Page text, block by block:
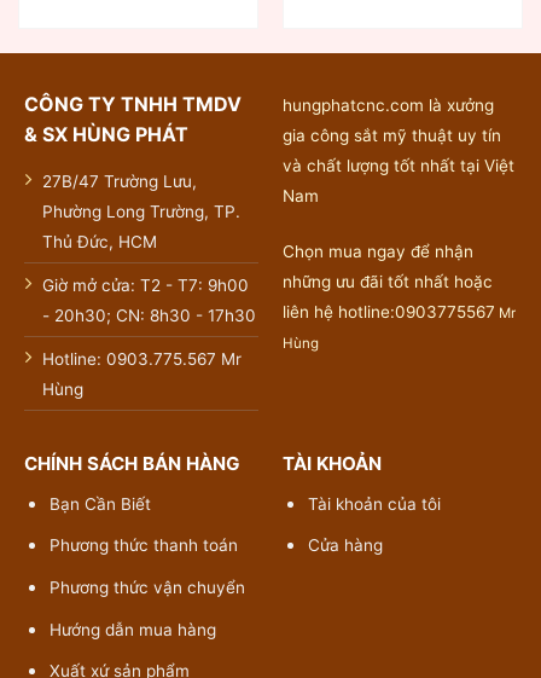
CÔNG TY TNHH TMDV
& SX HÙNG PHÁT
27B/47 Trường Lưu,
Phường Long Trường, TP.
Thủ Đức, HCM
Giờ mở cửa: T2 - T7: 9h00
- 20h30; CN: 8h30 - 17h30
Hotline: 0903.775.567 Mr
Hùng
hungphatcnc.com là xưởng
gia công sắt mỹ thuật uy tín
và chất lượng tốt nhất tại Việt
Nam
Chọn mua ngay để nhận
những ưu đãi tốt nhất hoặc
liên hệ hotline:0903775567 Mr
Hùng
CHÍNH SÁCH BÁN HÀNG
Bạn Cần Biết
Phương thức thanh toán
Phương thức vận chuyển
Hướng dẫn mua hàng
Xuất xứ sản phẩm
TÀI KHOẢN
Tài khoản của tôi
Cửa hàng